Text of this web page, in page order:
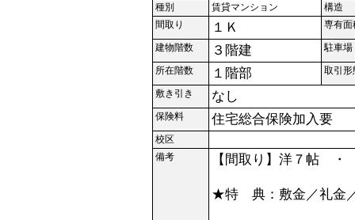
種別 賃貸マンション
構造
間取り
１Ｋ 専有面
建物階数 ３階建 駐車場
所在階数 １階部 取引形
敷き引き なし
保険料 住宅総合保険加入要
校区
備考
【間取り】洋７帖
★特 典：敷金／礼金